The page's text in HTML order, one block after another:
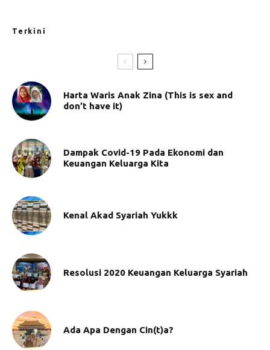
Terkini
Harta Waris Anak Zina (This is sex and
don’t have it)
Dampak Covid-19 Pada Ekonomi dan
Keuangan Keluarga Kita
Kenal Akad Syariah Yukkk
Resolusi 2020 Keuangan Keluarga Syariah
Ada Apa Dengan Cin(t)a?